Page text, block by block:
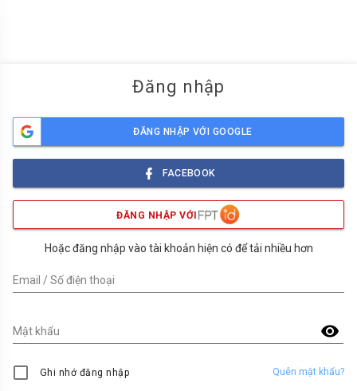
Đăng nhập
ĐĂNG NHẬP VỚI GOOGLE
FACEBOOK
ĐĂNG NHẬP VỚI
Hoặc đăng nhập vào tài khoản hiện có để tải nhiều hơn
Email / Số điện thoại
visibility
Mật khẩu
Ghi nhớ đăng nhập Quên mật khẩu?